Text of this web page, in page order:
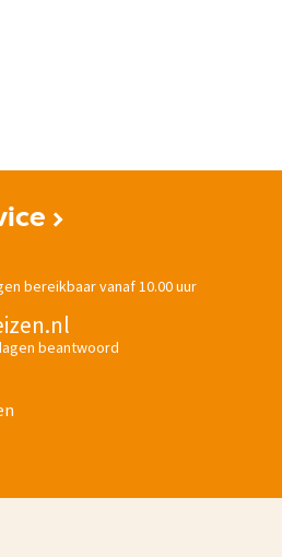
bereikbaar vanaf 10.00 uur
beantwoord